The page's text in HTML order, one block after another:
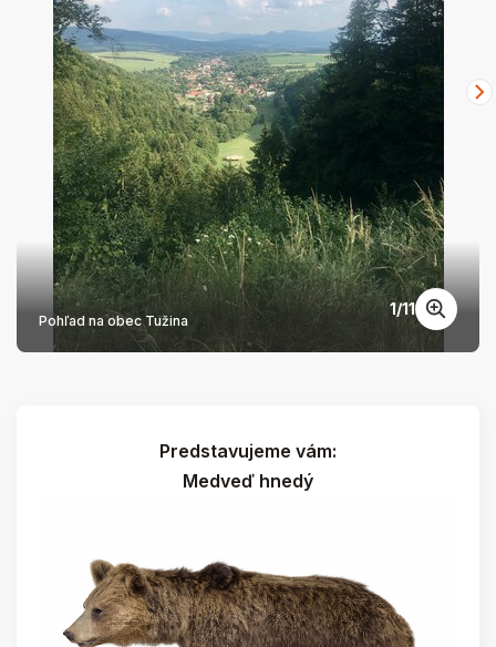
Pohľad na obec Tužina
1/11
Predstavujeme vám:
Medveď hnedý